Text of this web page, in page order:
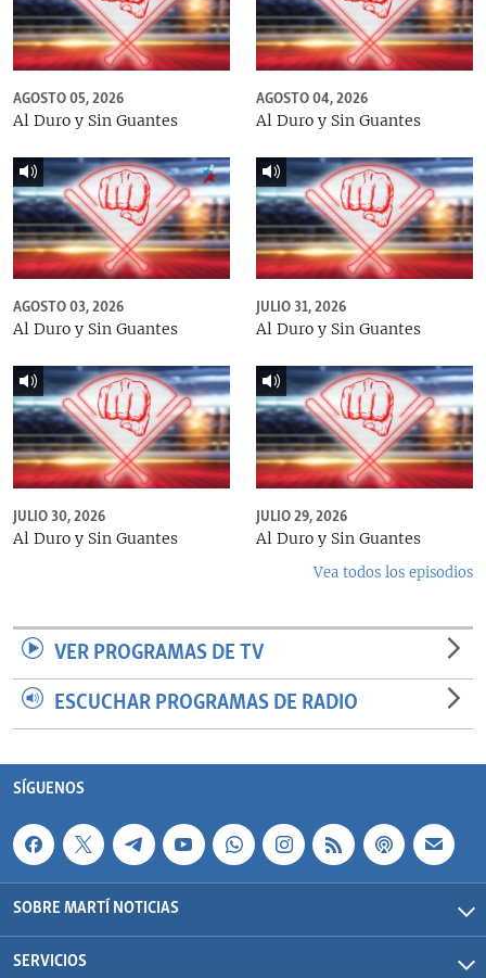
AGOSTO 05, 2026
Al Duro y Sin Guantes
AGOSTO 04, 2026
Al Duro y Sin Guantes
AGOSTO 03, 2026
Al Duro y Sin Guantes
JULIO 31, 2026
Al Duro y Sin Guantes
JULIO 30, 2026
Al Duro y Sin Guantes
JULIO 29, 2026
Al Duro y Sin Guantes
Vea todos los episodios
VER PROGRAMAS DE TV
ESCUCHAR PROGRAMAS DE RADIO
SÍGUENOS
SOBRE MARTÍ NOTICIAS
SERVICIOS